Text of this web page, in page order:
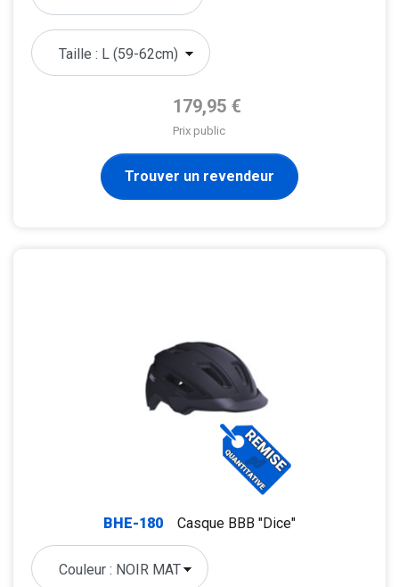
Prix de base
179,95 €
Prix public
Trouver un revendeur
BHE-180 Casque BBB "Dice"